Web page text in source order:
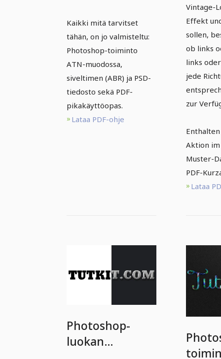
Kaikki mitä tarvitset
tähän, on jo valmisteltu:
Photoshop-toiminto
ATN-muodossa,
siveltimen (ABR) ja PSD-
tiedosto sekä PDF-
pikakäyttöopas.
Lataa PDF-ohje
Vintage-
Effekt
sollen,
ob links
links
jede
zur
Aktion
Muster-
PDF-
Lataa
Photoshop-
luokan